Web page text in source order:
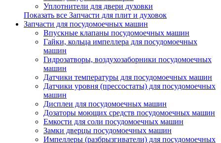
Уплотнители для двери духовки
Показать все Запчасти для плит и духовок
Запчасти для посудомоечных машин
Впускные клапаны посудомоечных машин
Гайки, кольца импеллера для посудомоечных
машин
Гидрозатворы, воздухозаборники посудомоечных
машин
Датчики температуры для посудомоечных машин
Датчики уровня (прессостаты) для посудомоечных
машин
Дисплеи для посудомоечных машин
Дозаторы моющих средств посудомоечных машин
Емкости для соли посудомоечных машин
Замки дверцы посудомоечных машин
Импеллеры (разбрызгиватели) для посудомоечных